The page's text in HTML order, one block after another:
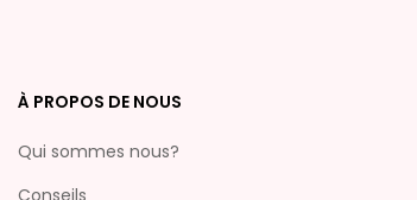
À PROPOS DE NOUS
Qui sommes nous?